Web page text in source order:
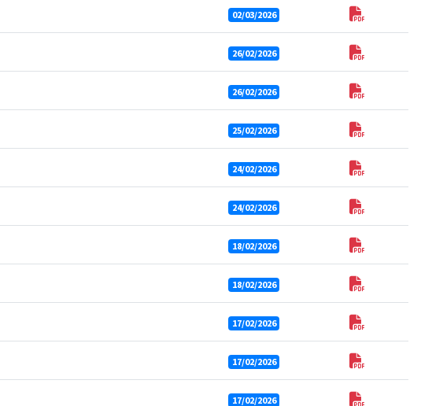
02/03/2026
26/02/2026
26/02/2026
25/02/2026
24/02/2026
24/02/2026
18/02/2026
18/02/2026
17/02/2026
17/02/2026
17/02/2026